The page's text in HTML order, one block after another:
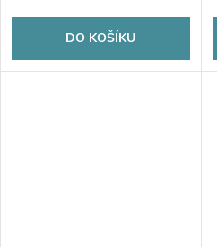
DO KOŠÍKU